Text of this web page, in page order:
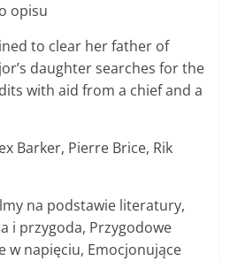
opisu
to clear her father of
daughter searches for the
with aid from a chief and a
Barker, Pierre Brice, Rik
na podstawie literatury,
i przygoda, Przygodowe
w napięciu, Emocjonujące